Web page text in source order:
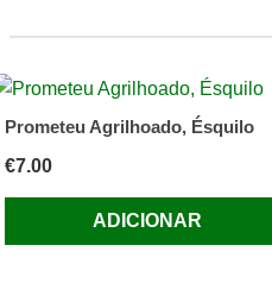
1969
Prometeu Agrilhoado, Ésquilo
€7.00
ADICIONAR